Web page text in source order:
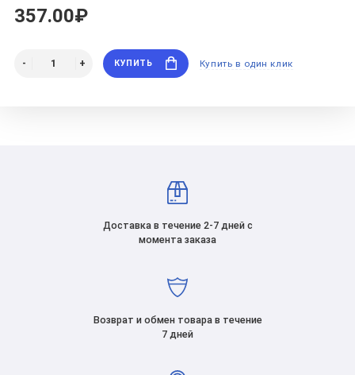
357.00₽
КУПИТЬ Купить в один клик
Доставка в течение 2-7 дней с
момента заказа
Возврат и обмен товара в течение
7 дней